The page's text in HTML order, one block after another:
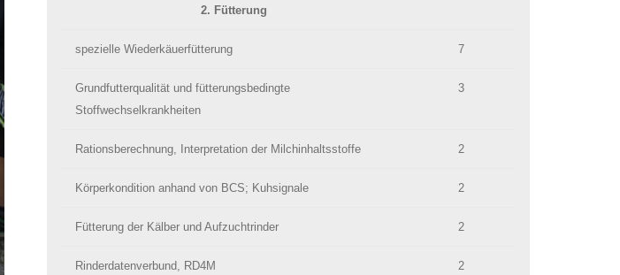
2. Fütterung
spezielle Wiederkäuerfütterung 7
Grundfutterqualität und fütterungsbedingte
Stoffwechselkrankheiten
3
Rationsberechnung, Interpretation der Milchinhaltsstoffe 2
Körperkondition anhand von BCS; Kuhsignale 2
Fütterung der Kälber und Aufzuchtrinder 2
Rinderdatenverbund, RD4M 2